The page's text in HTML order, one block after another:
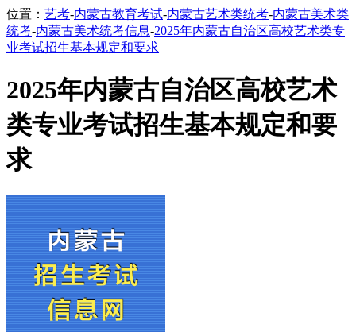
位置： 艺考-内蒙古教育考试-内蒙古艺术类统考-内蒙古美术类
统考-内蒙古美术统考信息-2025年内蒙古自治区高校艺术类专
业考试招生基本规定和要求
2025年内蒙古自治区高校艺术
类专业考试招生基本规定和要
求